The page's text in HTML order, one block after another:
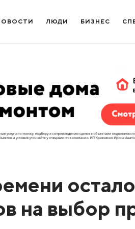
ЛЮДИ БИЗНЕС
на выбор